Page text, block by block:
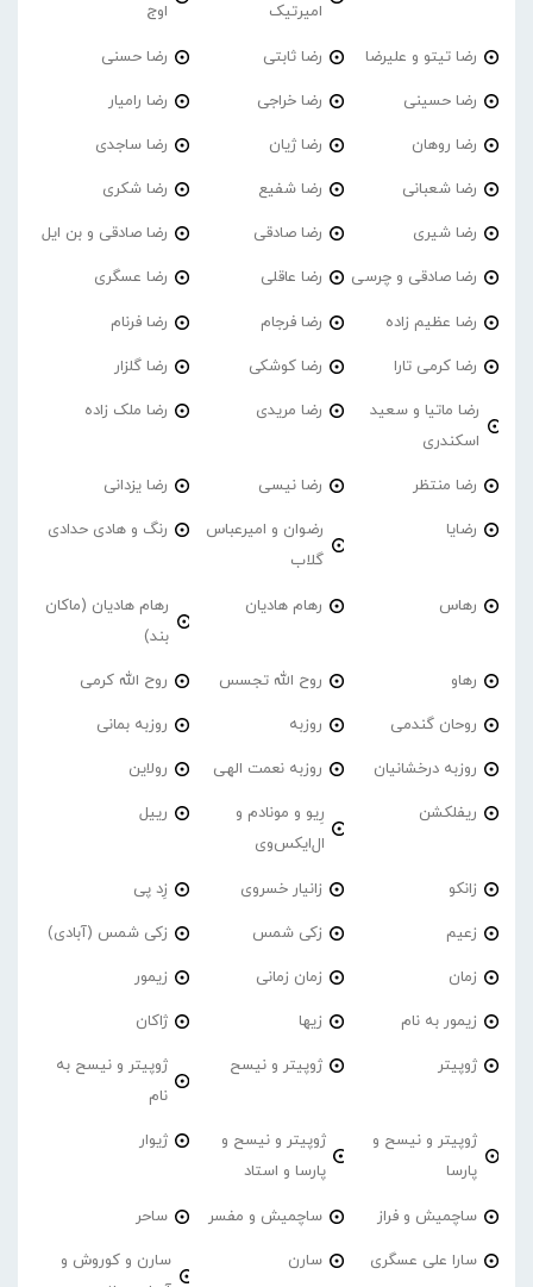
امیرتیک
اوج
رضا تیتو و علیرضا رضا ثابتی رضا حسنی
رضا حسینی رضا خراجی رضا رامیار
رضا روهان رضا ژیان رضا ساجدی
رضا شعبانی رضا شفیع رضا شکری
رضا شیری رضا صادقی رضا صادقی و بن ایل
رضا صادقی و چرسی رضا عاقلی رضا عسگری
رضا عظیم زاده رضا فرجام رضا فرنام
رضا کرمی تارا رضا کوشکی رضا گلزار
رضا ماتیا و سعید
اسکندری
رضا مریدی رضا ملک زاده
رضا منتظر رضا نیسی رضا یزدانی
رضایا
رضوان و امیرعباس
گلاب
رنگ و هادی حدادی
رهاس رهام هادیان
رهام هادیان (ماکان
بند)
رهاو روح الله تجسس روح الله کرمی
روحان گندمی روزبه روزبه بمانی
روزبه درخشانیان روزبه نعمت الهی رولاین
ریفلکشن
رِیو و مونادم و
ال‌ایکس‌وی
رییل
زانکو زانیار خسروی زِد پی
زعیم زکی شمس زکی شمس (آبادی)
زمان زمان زمانی زیمور
زیمور به نام زیها ژاکان
ژوپیتر ژوپیتر و نیسح
ژوپیتر و نیسح به
نام
ژوپیتر و نیسح و
پارسا
ژوپیتر و نیسح و
پارسا و استاد
ژیوار
ساچمیش و فراز ساچمیش و مفسر ساحر
سارا علی عسگری سارن
سارن و کوروش و